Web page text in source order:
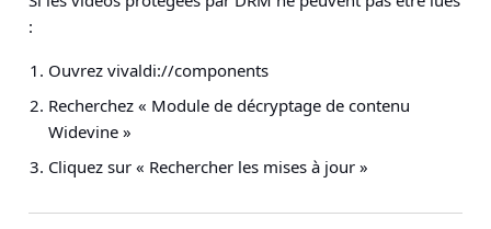
:
Ouvrez vivaldi://components
Recherchez « Module de décryptage de contenu
Widevine »
Cliquez sur « Rechercher les mises à jour »